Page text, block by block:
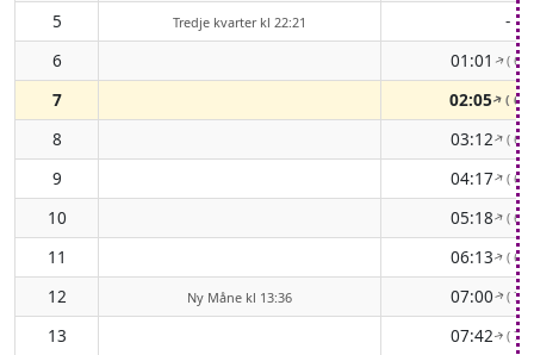
5
Tredje kvarter kl 22:21
-
6
01:01 ↑(
7 02:05↑(
8 03:12↑(
9 04:17↑(
10 05:18↑(
11 06:13↑(
12 Ny Måne kl 13:36 07:00↑(
13 07:42↑(